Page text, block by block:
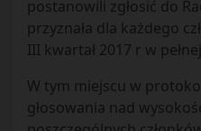
postanowili zgłosić do
przyznała dla każdego
III kwartał 2017 r w
W tym miejscu w
głosowania nad